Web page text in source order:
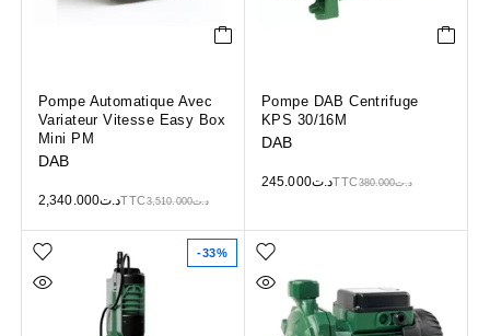
Pompe Automatique Avec
Variateur Vitesse Easy Box
Mini PM
DAB
د.ت3,510.000 د.ت2,340.000 TTC
Pompe DAB Centrifuge
KPS 30/16M
DAB
د.ت380.000 د.ت245.000 TTC
-33%